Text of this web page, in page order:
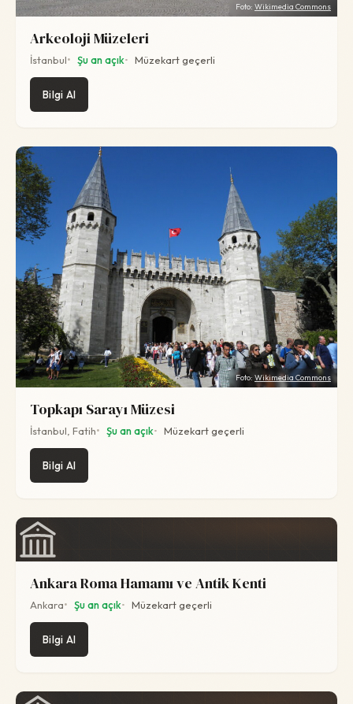
Foto: Wikimedia Commons
Arkeoloji Müzeleri
İstanbul Şu an açık Müzekart geçerli
Bilgi Al
Foto: Wikimedia Commons
Topkapı Sarayı Müzesi
İstanbul, Fatih Şu an açık Müzekart geçerli
Bilgi Al
Ankara Roma Hamamı ve Antik Kenti
Ankara Şu an açık Müzekart geçerli
Bilgi Al